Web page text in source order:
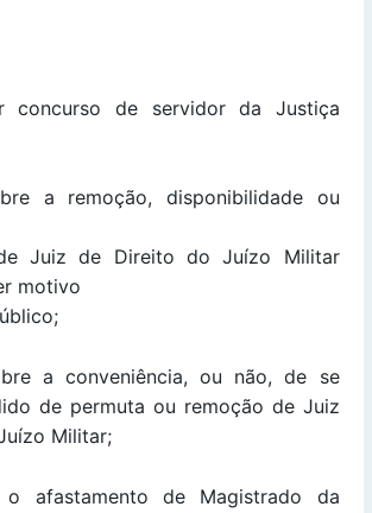
concurso de servidor da Justiça
a remoção, disponibilidade ou
Juiz de Direito do Juízo Militar
motivo
a conveniência, ou não, de se
de permuta ou remoção de Juiz
Militar;
o afastamento de Magistrado da